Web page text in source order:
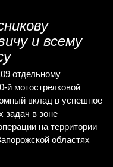
и всему
отдельному
й мотострелковой
вклад в успешное
задач в зоне
на территории
областях